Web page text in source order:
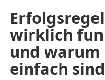
wirklich
und warum
einfach sind